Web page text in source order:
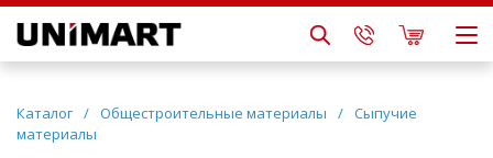
Каталог / Общестроительные материалы / Сыпучие
материалы